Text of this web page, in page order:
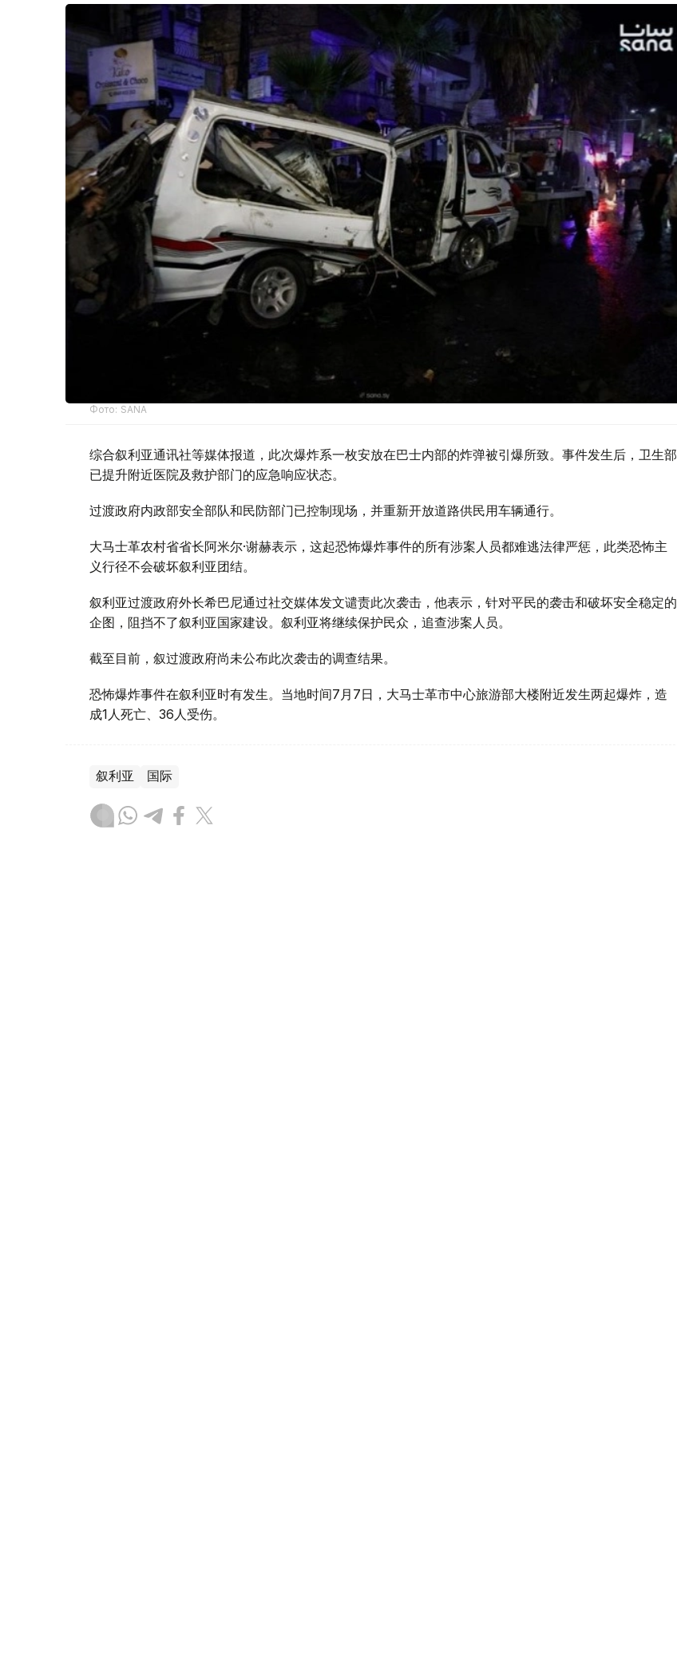
Фото: SANA
综合叙利亚通讯社等媒体报道，此次爆炸系一枚安放在巴士内部的炸弹被引爆所致。事件发生后，卫生部
已提升附近医院及救护部门的应急响应状态。
过渡政府内政部安全部队和民防部门已控制现场，并重新开放道路供民用车辆通行。
大马士革农村省省长阿米尔·谢赫表示，这起恐怖爆炸事件的所有涉案人员都难逃法律严惩，此类恐怖主
义行径不会破坏叙利亚团结。
叙利亚过渡政府外长希巴尼通过社交媒体发文谴责此次袭击，他表示，针对平民的袭击和破坏安全稳定的
企图，阻挡不了叙利亚国家建设。叙利亚将继续保护民众，追查涉案人员。
截至目前，叙过渡政府尚未公布此次袭击的调查结果。
恐怖爆炸事件在叙利亚时有发生。当地时间7月7日，大马士革市中心旅游部大楼附近发生两起爆炸，造
成1人死亡、36人受伤。
叙利亚 国际